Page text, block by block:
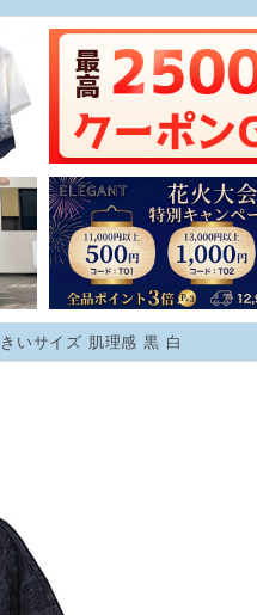
いサイズ 肌理感 黒 白